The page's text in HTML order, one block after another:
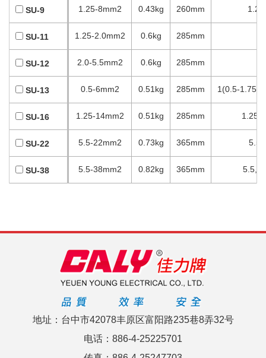
1.25-8mm2 0.43kg 260mm
1.25-2.0mm2 0.6kg 285mm
2.0-5.5mm2 0.6kg 285mm
0.5-6mm2 0.51kg 285mm 1(0.5-
1.25-14mm2 0.51kg 285mm
5.5-22mm2 0.73kg 365mm
5.5-38mm2 0.82kg 365mm
SU-9
SU-11
SU-12
SU-13
SU-16
SU-22
SU-38
地址：台中市42078丰原区富阳路235巷8弄32号
电话：886-4-25225701